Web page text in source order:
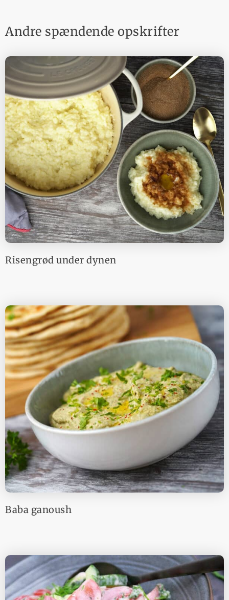
Andre spændende opskrifter
Risengrød under dynen
Baba ganoush